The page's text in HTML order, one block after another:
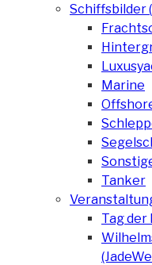
Schiffsbilder
Marine
Tanker
Tag der